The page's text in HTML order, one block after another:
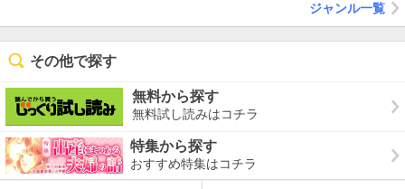
ジャンル一覧
その他で探す
無料から探す
無料試し読みはコチラ
特集から探す
おすすめ特集はコチラ